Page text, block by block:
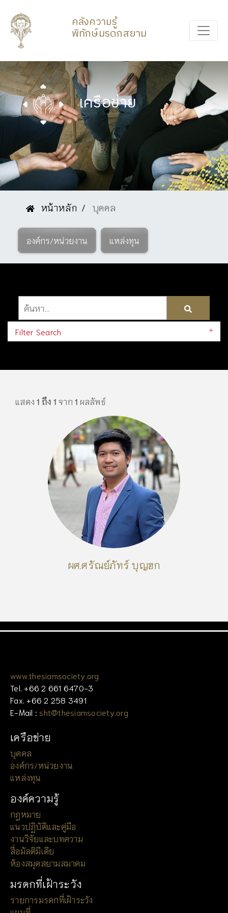
คลังความรู้
พิทักษ์มรดกสยาม
เครือข่าย
หน้าหลัก บุคคล
องค์กร/หน่วยงาน แหล่งทุน
Filter Search
แสดง1 ถึง 1จาก1 ผลลัพธ์
ผศ.ศรัณย์ภัทร์ บุญฮก
www.thesiamsociety.org
Tel. +66 2 661 6470-3
Fax. +66 2 258 3491
E-Mail : sht@thesiamsociety.org
เครือข่าย
บุคคล
องค์กร/หน่วยงาน
แหล่งทุน
องค์ความรู้
กฎหมาย
แนวปฏิบัติและคู่มือ
งานวิจัยและบทความ
สื่อมัลติมีเดีย
ห้องสมุดสยามสมาคม
มรดกที่เฝ้าระวัง
รายการมรดกที่เฝ้าระวัง